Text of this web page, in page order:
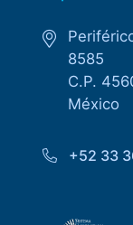
8585
C.P.
México
+52 33